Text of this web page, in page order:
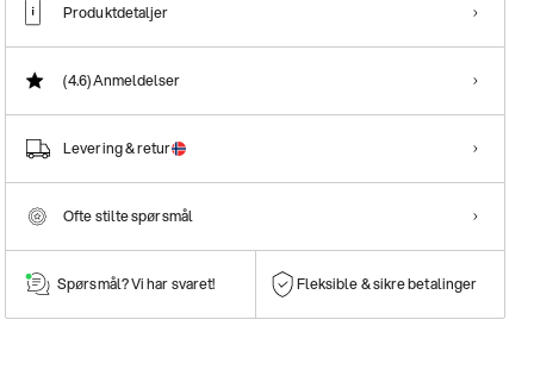
Produktdetaljer
(4.6)Anmeldelser
Levering & retur
Ofte stilte spørsmål
Spørsmål? Vi har svaret! Fleksible & sikre betalinger